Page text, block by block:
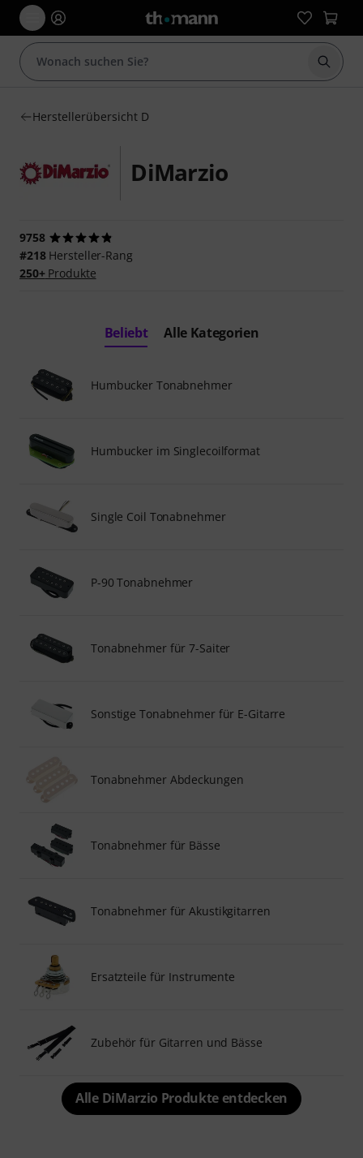
Suche
Herstellerübersicht D
DiMarzio
9758
#218Hersteller-Rang
250+Produkte
Beliebt Alle Kategorien
Humbucker Tonabnehmer
Humbucker im Singlecoilformat
Single Coil Tonabnehmer
P-90 Tonabnehmer
Tonabnehmer für 7-Saiter
Sonstige Tonabnehmer für E-Gitarre
Tonabnehmer Abdeckungen
Tonabnehmer für Bässe
Tonabnehmer für Akustikgitarren
Ersatzteile für Instrumente
Zubehör für Gitarren und Bässe
Alle DiMarzio Produkte entdecken